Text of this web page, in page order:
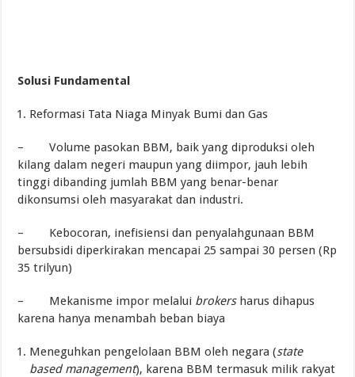
Solusi Fundamental
Reformasi Tata Niaga Minyak Bumi dan Gas
– Volume pasokan BBM, baik yang diproduksi oleh
kilang dalam negeri maupun yang diimpor, jauh lebih
tinggi dibanding jumlah BBM yang benar-benar
dikonsumsi oleh masyarakat dan industri.
– Kebocoran, inefisiensi dan penyalahgunaan BBM
bersubsidi diperkirakan mencapai 25 sampai 30 persen (Rp
35 trilyun)
– Mekanisme impor melalui brokers harus dihapus
karena hanya menambah beban biaya
Meneguhkan pengelolaan BBM oleh negara (state
based management), karena BBM termasuk milik rakyat